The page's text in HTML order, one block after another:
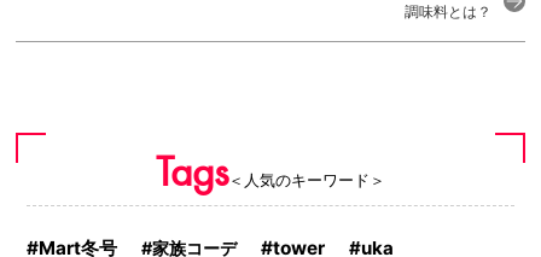
調味料とは？
Tags＜人気のキーワード＞
Mart冬号 家族コーデ tower uka